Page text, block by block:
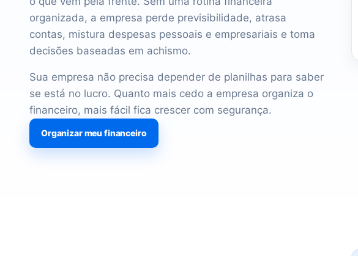
organizada, a empresa perde previsibilidade, atrasa
contas, mistura despesas pessoais e empresariais e toma
decisões baseadas em achismo.
Sua empresa não precisa depender de planilhas para saber
se está no lucro. Quanto mais cedo a empresa organiza o
financeiro, mais fácil fica crescer com segurança.
Organizar meu financeiro